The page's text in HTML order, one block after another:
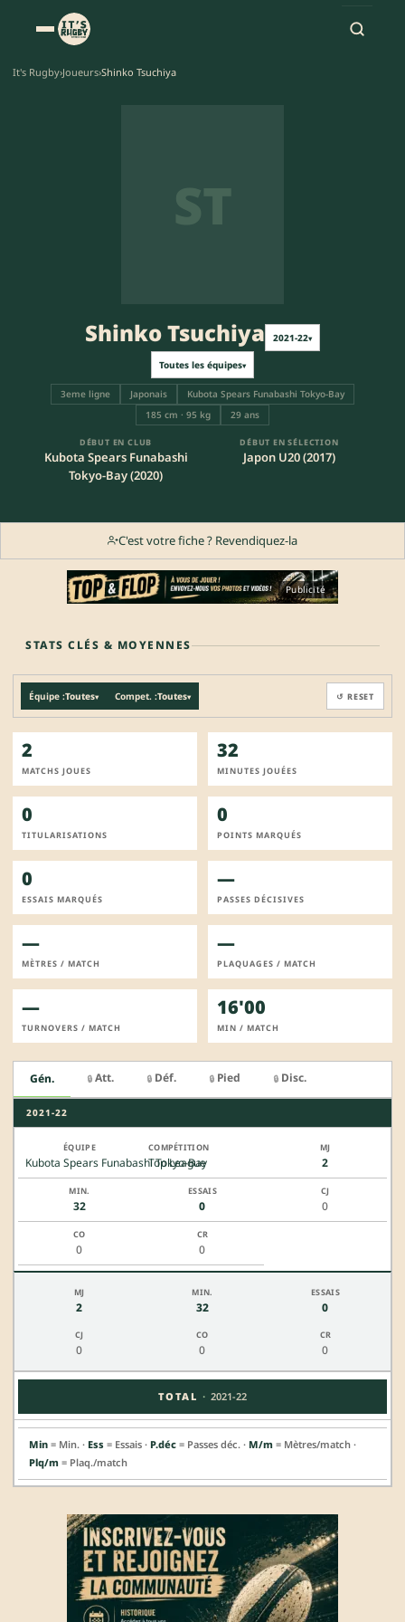
It's Rugby›Joueurs›Shinko Tsuchiya
ST
Shinko Tsuchiya 2021-22▾
Toutes les équipes▾
3eme ligne Japonais
Kubota Spears Funabashi Tokyo-Bay
185 cm · 95 kg
29 ans
DÉBUT EN CLUB
Kubota Spears Funabashi
Tokyo-Bay (2020)
DÉBUT EN SÉLECTION
Japon U20 (2017)
C'est votre fiche ? Revendiquez-la
Publicité
STATS CLÉS & MOYENNES
Équipe :Toutes▾ Compet. :Toutes▾ ↺ RESET
2
MATCHS JOUES
32
MINUTES JOUÉES
0
TITULARISATIONS
0
POINTS MARQUÉS
0
ESSAIS MARQUÉS
—
PASSES DÉCISIVES
—
MÈTRES / MATCH
—
PLAQUAGES / MATCH
—
TURNOVERS / MATCH
16'00
MIN / MATCH
Gén. 🔒 Att. 🔒 Déf. 🔒 Pied 🔒 Disc.
2021-22
Kubota Spears Funabashi Tokyo-Bay
Top League 2
32 0 0
0 0
2 32 0
0 0 0
TOTAL · 2021-22
Min = Min. · Ess = Essais · P.déc = Passes déc. · M/m = Mètres/match ·
Plq/m = Plaq./match